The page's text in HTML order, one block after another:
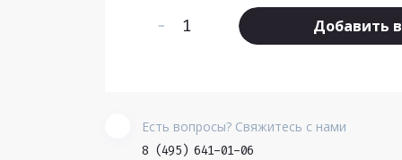
Добавить
Есть вопросы? Свяжитесь с нами
8 (495) 641-01-06